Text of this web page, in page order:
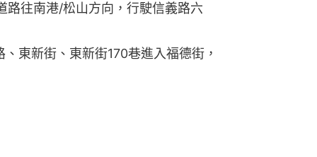
路往南港/松山方向，行駛信義路六
東新街、東新街170巷進入福德街，